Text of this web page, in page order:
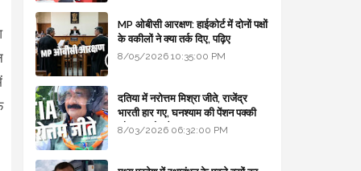
MP ओबीसी आरक्षण: हाईकोर्ट में दोनों पक्षों
के वकीलों ने क्या तर्क दिए, पढ़िए
8/05/2026 10:35:00 PM
दतिया में नरोत्तम मिश्रा जीते, राजेंद्र
भारती हार गए, घनश्याम की पेंशन पक्की
और आशुतोष बैक टू...
8/03/2026 06:32:00 PM